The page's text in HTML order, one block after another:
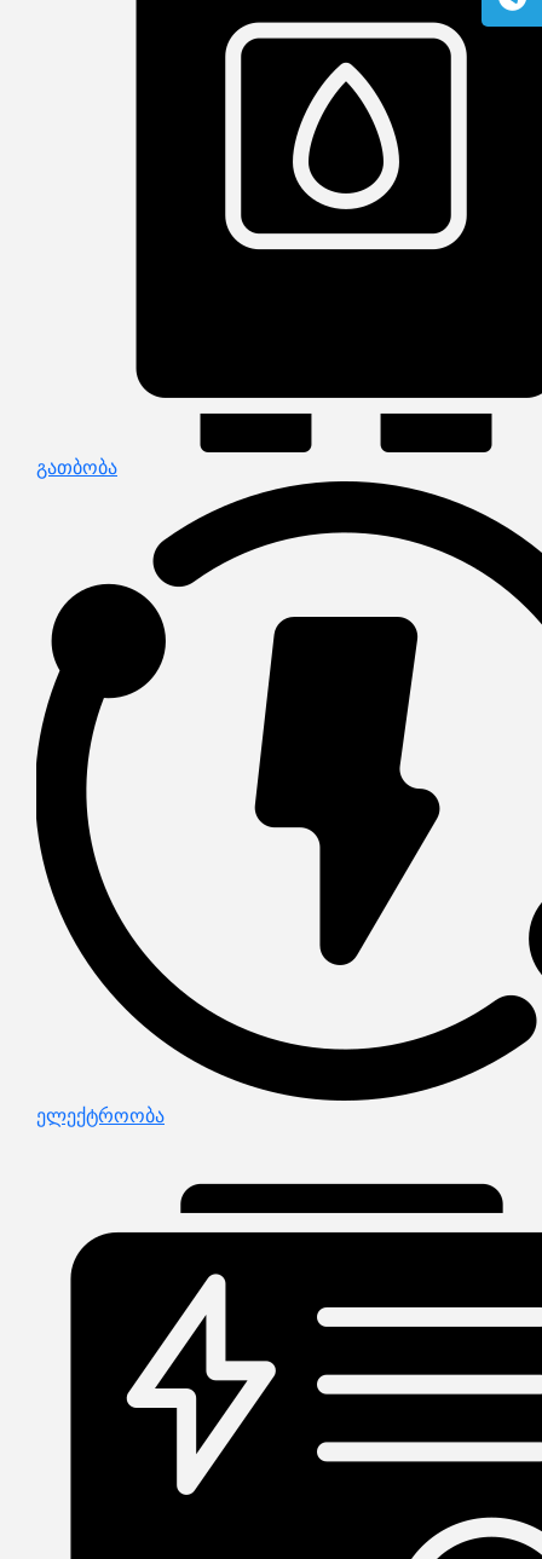
გათბობის სისტემის მაკომპლექტებლები
ავარიული ციმციმები ხმოვანი ზარები
დენისა და ძაბვის მექანიზმები
სადენის არხები და აქსესუარები
ელექტრო სადენის დოლურა
ელექტრო საკომუნიკაციო სადენები
მწერების საკლავი და სათადარიგო ნათურები
სადენის საკონტაქტო ელემენტი ჯგუფი
ტუმბოები და აქსესუარები
ელექტრო კარადები
ძაბვის რეგულატორი და სათადარიგო ნაწილები
ელექტრო სამონტაჟო ხელსაწყოები
საკანალიზაციო მილები და ფიტინგები
გათბობა
ელექტროობა